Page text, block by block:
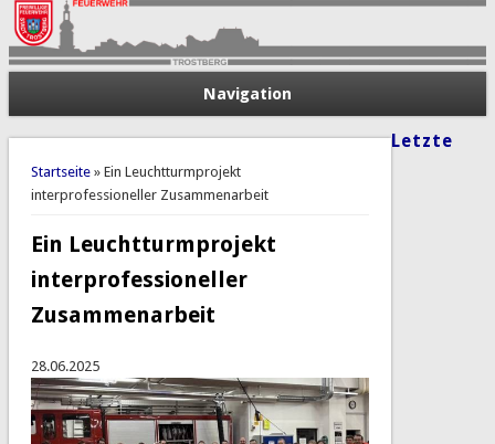
Navigation
Sie sind hier
Startseite» Ein Leuchtturmprojekt
interprofessioneller Zusammenarbeit
Ein Leuchtturmprojekt
interprofessioneller
Zusammenarbeit
28.06.2025
Letzte